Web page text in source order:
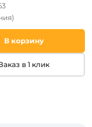
В корзину
в 1 клик